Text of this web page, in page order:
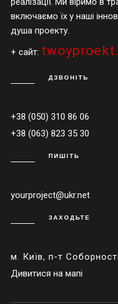
включаємо їх у наші
душа проекту.
+ сайт:
ДЗВОНІТЬ
+38 (050) 310 86 06
+38 (063) 823 35 30
ПИШІТЬ
yourproject@ukr.net
ЗАХОДЬТЕ
м. Київ, п-т
Дивитися на мапі